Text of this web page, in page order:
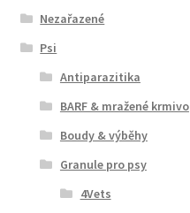
Nezařazené
Psi
Antiparazitika
BARF & mražené krmivo
Boudy & výběhy
Granule pro psy
4Vets